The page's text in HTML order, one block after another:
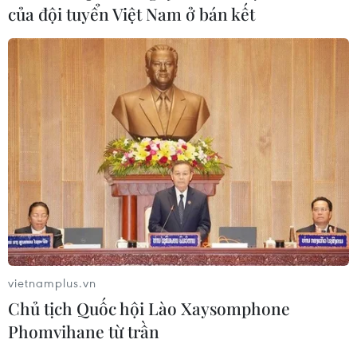
Việt Nam có nữ quân nhân đầu tiên tham
gia lực lượng gìn giữ hòa bình
30/10/2017 06:38
Thiếu tá Đỗ Thị Hằng Nga là sỹ quan nữ đầu tiên của
của đội tuyển Việt Nam ở bán kết
vietnamplus.vn
Chủ tịch Quốc hội Lào Xaysomphone
Phomvihane từ trần